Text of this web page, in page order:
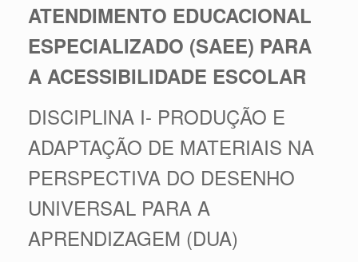
ATENDIMENTO EDUCACIONAL
ESPECIALIZADO (SAEE) PARA
A ACESSIBILIDADE ESCOLAR
DISCIPLINA I- PRODUÇÃO E
ADAPTAÇÃO DE MATERIAIS NA
PERSPECTIVA DO DESENHO
UNIVERSAL PARA A
APRENDIZAGEM (DUA)